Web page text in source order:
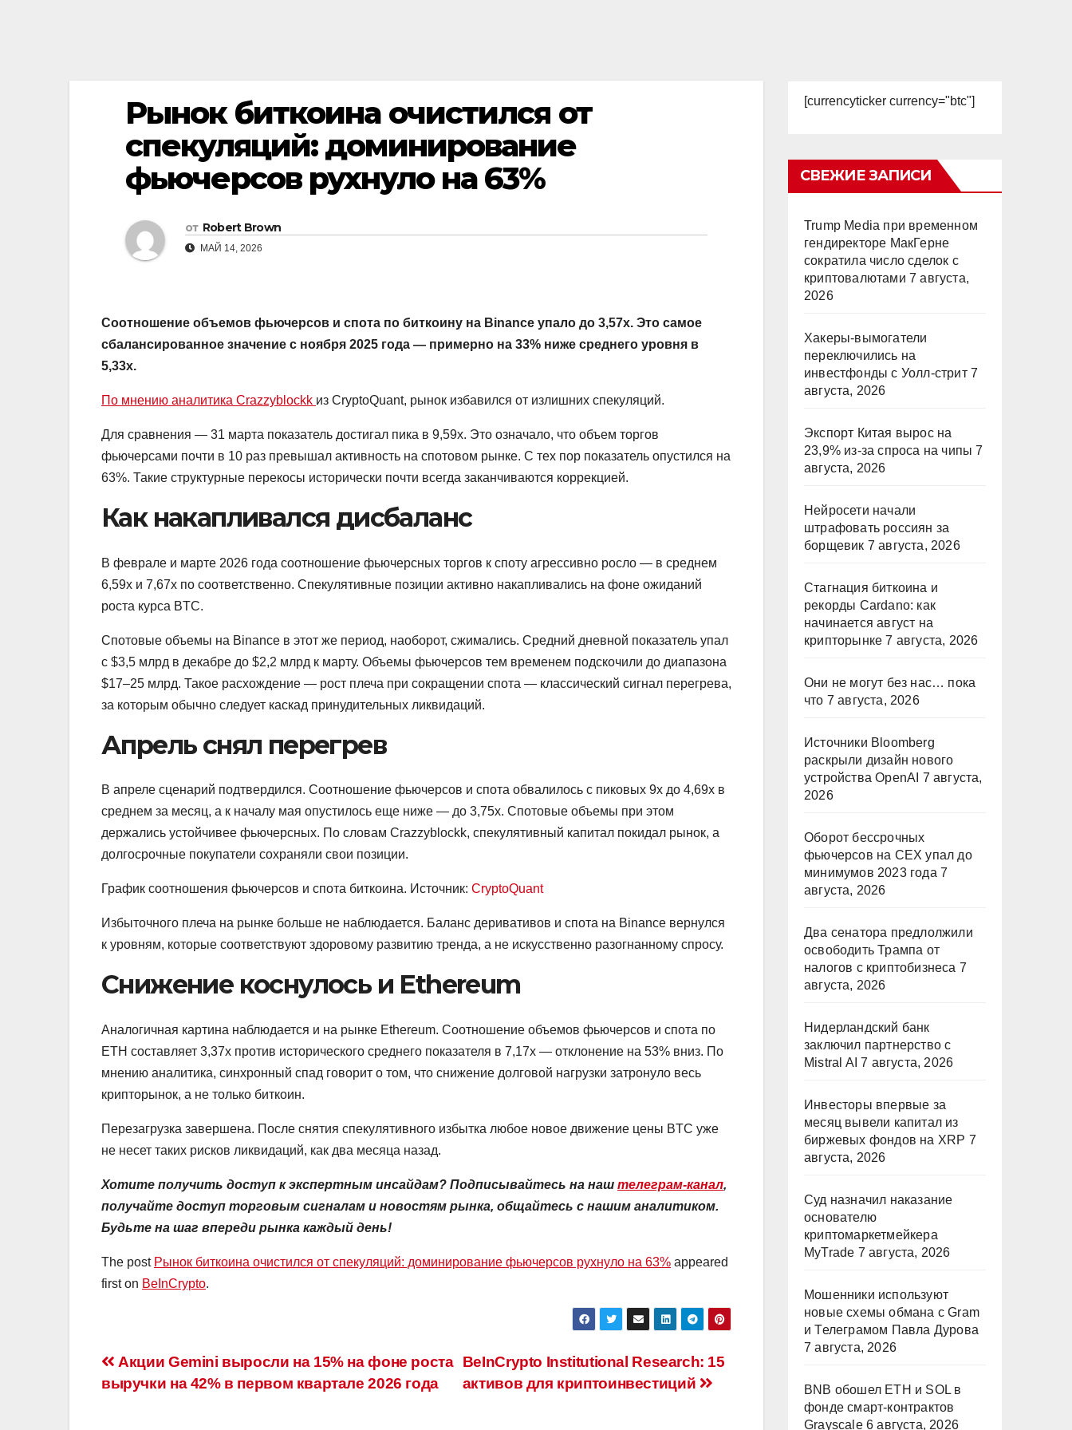
Рынок биткоина очистился от
спекуляций: доминирование
фьючерсов рухнуло на 63%
от Robert Brown
МАЙ 14, 2026
Соотношение объемов фьючерсов и спота по биткоину на Binance упало до 3,57x. Это самое
сбалансированное значение с ноября 2025 года — примерно на 33% ниже среднего уровня в
5,33x.
По мнению аналитика Crazzyblockk из CryptoQuant, рынок избавился от излишних спекуляций.
Для сравнения — 31 марта показатель достигал пика в 9,59x. Это означало, что объем торгов
фьючерсами почти в 10 раз превышал активность на спотовом рынке. С тех пор показатель опустился на
63%. Такие структурные перекосы исторически почти всегда заканчиваются коррекцией.
Как накапливался дисбаланс
В феврале и марте 2026 года соотношение фьючерсных торгов к споту агрессивно росло — в среднем
6,59x и 7,67x по соответственно. Спекулятивные позиции активно накапливались на фоне ожиданий
роста курса BTC.
Спотовые объемы на Binance в этот же период, наоборот, сжимались. Средний дневной показатель упал
с $3,5 млрд в декабре до $2,2 млрд к марту. Объемы фьючерсов тем временем подскочили до диапазона
$17–25 млрд. Такое расхождение — рост плеча при сокращении спота — классический сигнал перегрева,
за которым обычно следует каскад принудительных ликвидаций.
Апрель снял перегрев
В апреле сценарий подтвердился. Соотношение фьючерсов и спота обвалилось с пиковых 9x до 4,69x в
среднем за месяц, а к началу мая опустилось еще ниже — до 3,75x. Спотовые объемы при этом
держались устойчивее фьючерсных. По словам Crazzyblockk, спекулятивный капитал покидал рынок, а
долгосрочные покупатели сохраняли свои позиции.
График соотношения фьючерсов и спота биткоина. Источник: CryptoQuant
Избыточного плеча на рынке больше не наблюдается. Баланс деривативов и спота на Binance вернулся
к уровням, которые соответствуют здоровому развитию тренда, а не искусственно разогнанному спросу.
Снижение коснулось и Ethereum
Аналогичная картина наблюдается и на рынке Ethereum. Соотношение объемов фьючерсов и спота по
ETH составляет 3,37x против исторического среднего показателя в 7,17x — отклонение на 53% вниз. По
мнению аналитика, синхронный спад говорит о том, что снижение долговой нагрузки затронуло весь
крипторынок, а не только биткоин.
Перезагрузка завершена. После снятия спекулятивного избытка любое новое движение цены BTC уже
не несет таких рисков ликвидаций, как два месяца назад.
Хотите получить доступ к экспертным инсайдам? Подписывайтесь на наш телеграм-канал,
получайте доступ торговым сигналам и новостям рынка, общайтесь с нашим аналитиком.
Будьте на шаг впереди рынка каждый день!
The post Рынок биткоина очистился от спекуляций: доминирование фьючерсов рухнуло на 63% appeared
first on BeInCrypto.
Навигация
по
BeInCrypto Institutional Research: 15
активов для криптоинвестиций
Акции Gemini выросли на 15% на фоне роста
выручки на 42% в первом квартале 2026 года
[currencyticker currency="btc"]
СВЕЖИЕ ЗАПИСИ
Trump Media при временном
гендиректоре МакГерне
сократила число сделок с
криптовалютами 7 августа,
2026
Хакеры-вымогатели
переключились на
инвестфонды с Уолл-стрит 7
августа, 2026
Экспорт Китая вырос на
23,9% из-за спроса на чипы 7
августа, 2026
Нейросети начали
штрафовать россиян за
борщевик 7 августа, 2026
Стагнация биткоина и
рекорды Cardano: как
начинается август на
крипторынке 7 августа, 2026
Они не могут без нас… пока
что 7 августа, 2026
Источники Bloomberg
раскрыли дизайн нового
устройства OpenAI 7 августа,
2026
Оборот бессрочных
фьючерсов на CEX упал до
минимумов 2023 года 7
августа, 2026
Два сенатора предлолжили
освободить Трампа от
налогов с криптобизнеса 7
августа, 2026
Нидерландский банк
заключил партнерство с
Mistral AI 7 августа, 2026
Инвесторы впервые за
месяц вывели капитал из
биржевых фондов на XRP 7
августа, 2026
Суд назначил наказание
основателю
криптомаркетмейкера
MyTrade 7 августа, 2026
Мошенники используют
новые схемы обмана с Gram
и Телеграмом Павла Дурова
7 августа, 2026
BNB обошел ETH и SOL в
фонде смарт-контрактов
Grayscale 6 августа, 2026